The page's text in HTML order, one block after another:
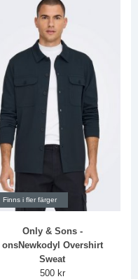
Finns i fler färger
Only & Sons -
onsNewkodyl Overshirt
Sweat
500 kr